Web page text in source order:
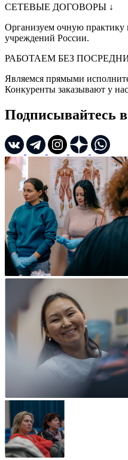
СЕТЕВЫЕ ДОГОВОРЫ ↓
Организуем очную практику
учреждений России.
РАБОТАЕМ БЕЗ
Являемся прямыми
Конкуренты заказывают у
Подписывайтесь